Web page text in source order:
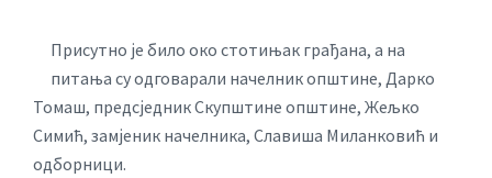
Присутно је било око стотињак грађана, а на
питања су одговарали начелник општине, Дарко
Томаш, предсједник Скупштине општине, Жељко
Симић, замјеник начелника, Славиша Миланковић и
одборници.